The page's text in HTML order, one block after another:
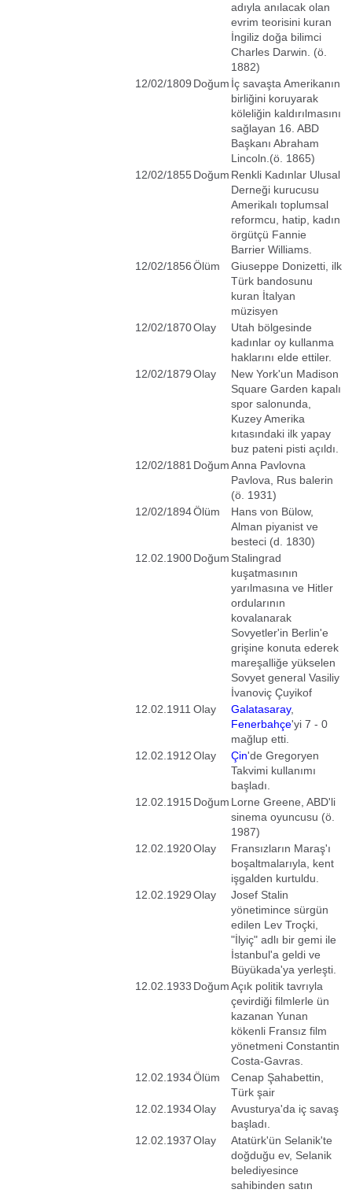
adıyla anılacak olan
evrim teorisini kuran
İngiliz doğa bilimci
Charles Darwin. (ö.
1882)
12/02/1809 Doğum İç savaşta Amerikanın
birliğini koruyarak
köleliğin kaldırılmasını
sağlayan 16. ABD
Başkanı Abraham
Lincoln.(ö. 1865)
12/02/1855 Doğum Renkli Kadınlar Ulusal
Derneği kurucusu
Amerikalı toplumsal
reformcu, hatip, kadın
örgütçü Fannie
Barrier Williams.
12/02/1856Ölüm
Giuseppe Donizetti, ilk
Türk bandosunu
kuran İtalyan
müzisyen
12/02/1870Olay
Utah bölgesinde
kadınlar oy kullanma
haklarını elde ettiler.
12/02/1879Olay
New York'un Madison
Square Garden kapalı
spor salonunda,
Kuzey Amerika
kıtasındaki ilk yapay
buz pateni pisti açıldı.
12/02/1881 DoğumAnna Pavlovna
Pavlova, Rus balerin
(ö. 1931)
12/02/1894Ölüm
Hans von Bülow,
Alman piyanist ve
besteci (d. 1830)
12.02.1900Doğum Stalingrad
kuşatmasının
yarılmasına ve Hitler
ordularının
kovalanarak
Sovyetler'in Berlin'e
grişine konuta ederek
mareşalliğe yükselen
Sovyet general Vasiliy
İvanoviç Çuyikof
12.02.1911 Olay Galatasaray,
Fenerbahçe'yi 7 - 0
mağlup etti.
12.02.1912Olay Çin'de Gregoryen
Takvimi kullanımı
başladı.
12.02.1915 Doğum Lorne Greene, ABD'li
sinema oyuncusu (ö.
1987)
12.02.1920Olay
Fransızların Maraş'ı
boşaltmalarıyla, kent
işgalden kurtuldu.
12.02.1929Olay
Josef Stalin
yönetimince sürgün
edilen Lev Troçki,
"İlyiç" adlı bir gemi ile
İstanbul'a geldi ve
Büyükada'ya yerleşti.
12.02.1933 DoğumAçık politik tavrıyla
çevirdiği filmlerle ün
kazanan Yunan
kökenli Fransız film
yönetmeni Constantin
Costa-Gavras.
12.02.1934Ölüm
Cenap Şahabettin,
Türk şair
12.02.1934Olay
Avusturya'da iç savaş
başladı.
12.02.1937Olay
Atatürk'ün Selanik'te
doğduğu ev, Selanik
belediyesince
sahibinden satın